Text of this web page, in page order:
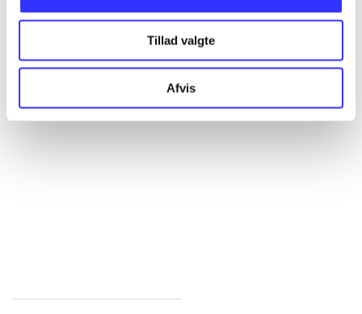
Tillad valgte
Afvis